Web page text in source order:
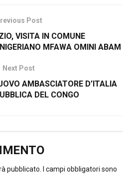
Post
VISITA IN COMUNE
MFAWA OMINI ABAM
Next Post
AMBASCIATORE D’ITALIA
DEL CONGO
pubblicato. I campi obbligatori sono